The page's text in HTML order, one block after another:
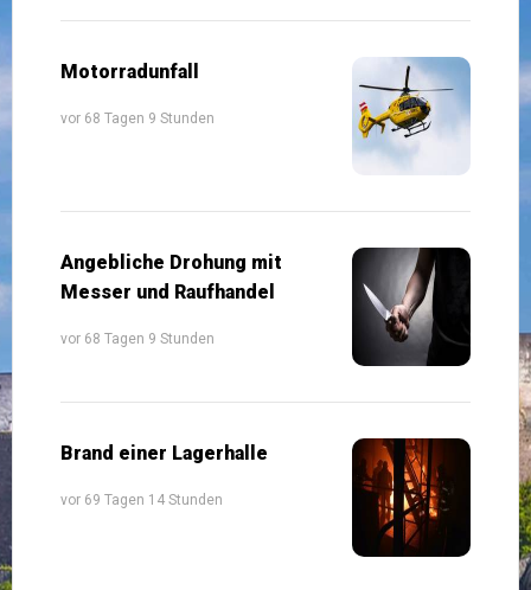
Motorradunfall
vor 68 Tagen 9 Stunden
Angebliche Drohung mit
Messer und Raufhandel
vor 68 Tagen 9 Stunden
Brand einer Lagerhalle
vor 69 Tagen 14 Stunden